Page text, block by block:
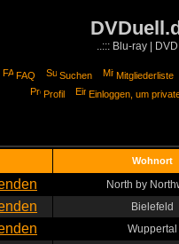
..::: Blu-ray |
FAQ Suchen Mitgliederliste
Profil
Einloggen, um
Wohnort
North by
Bielefeld
Wuppertal